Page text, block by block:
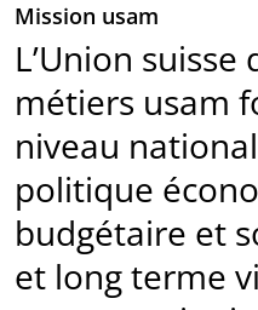
Mission usam
L’Union suisse
métiers usam
niveau
politique
budgétaire et
et long terme